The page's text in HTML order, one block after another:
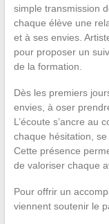
simple transmission
chaque élève une
et à ses envies.
pour proposer un
de la formation.
Dès les premiers
envies, à oser
L’écoute s’ancre au
chaque hésitation,
Cette présence
de valoriser chaque
Pour offrir un
viennent soutenir le